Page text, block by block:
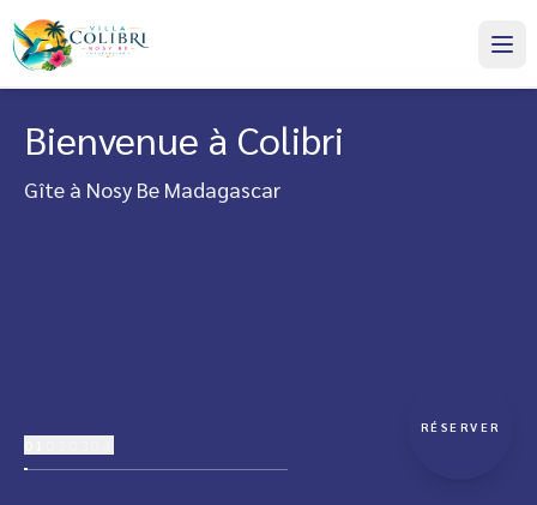
Bienvenue à Colibri
Gîte à Nosy Be Madagascar
RÉSERVER